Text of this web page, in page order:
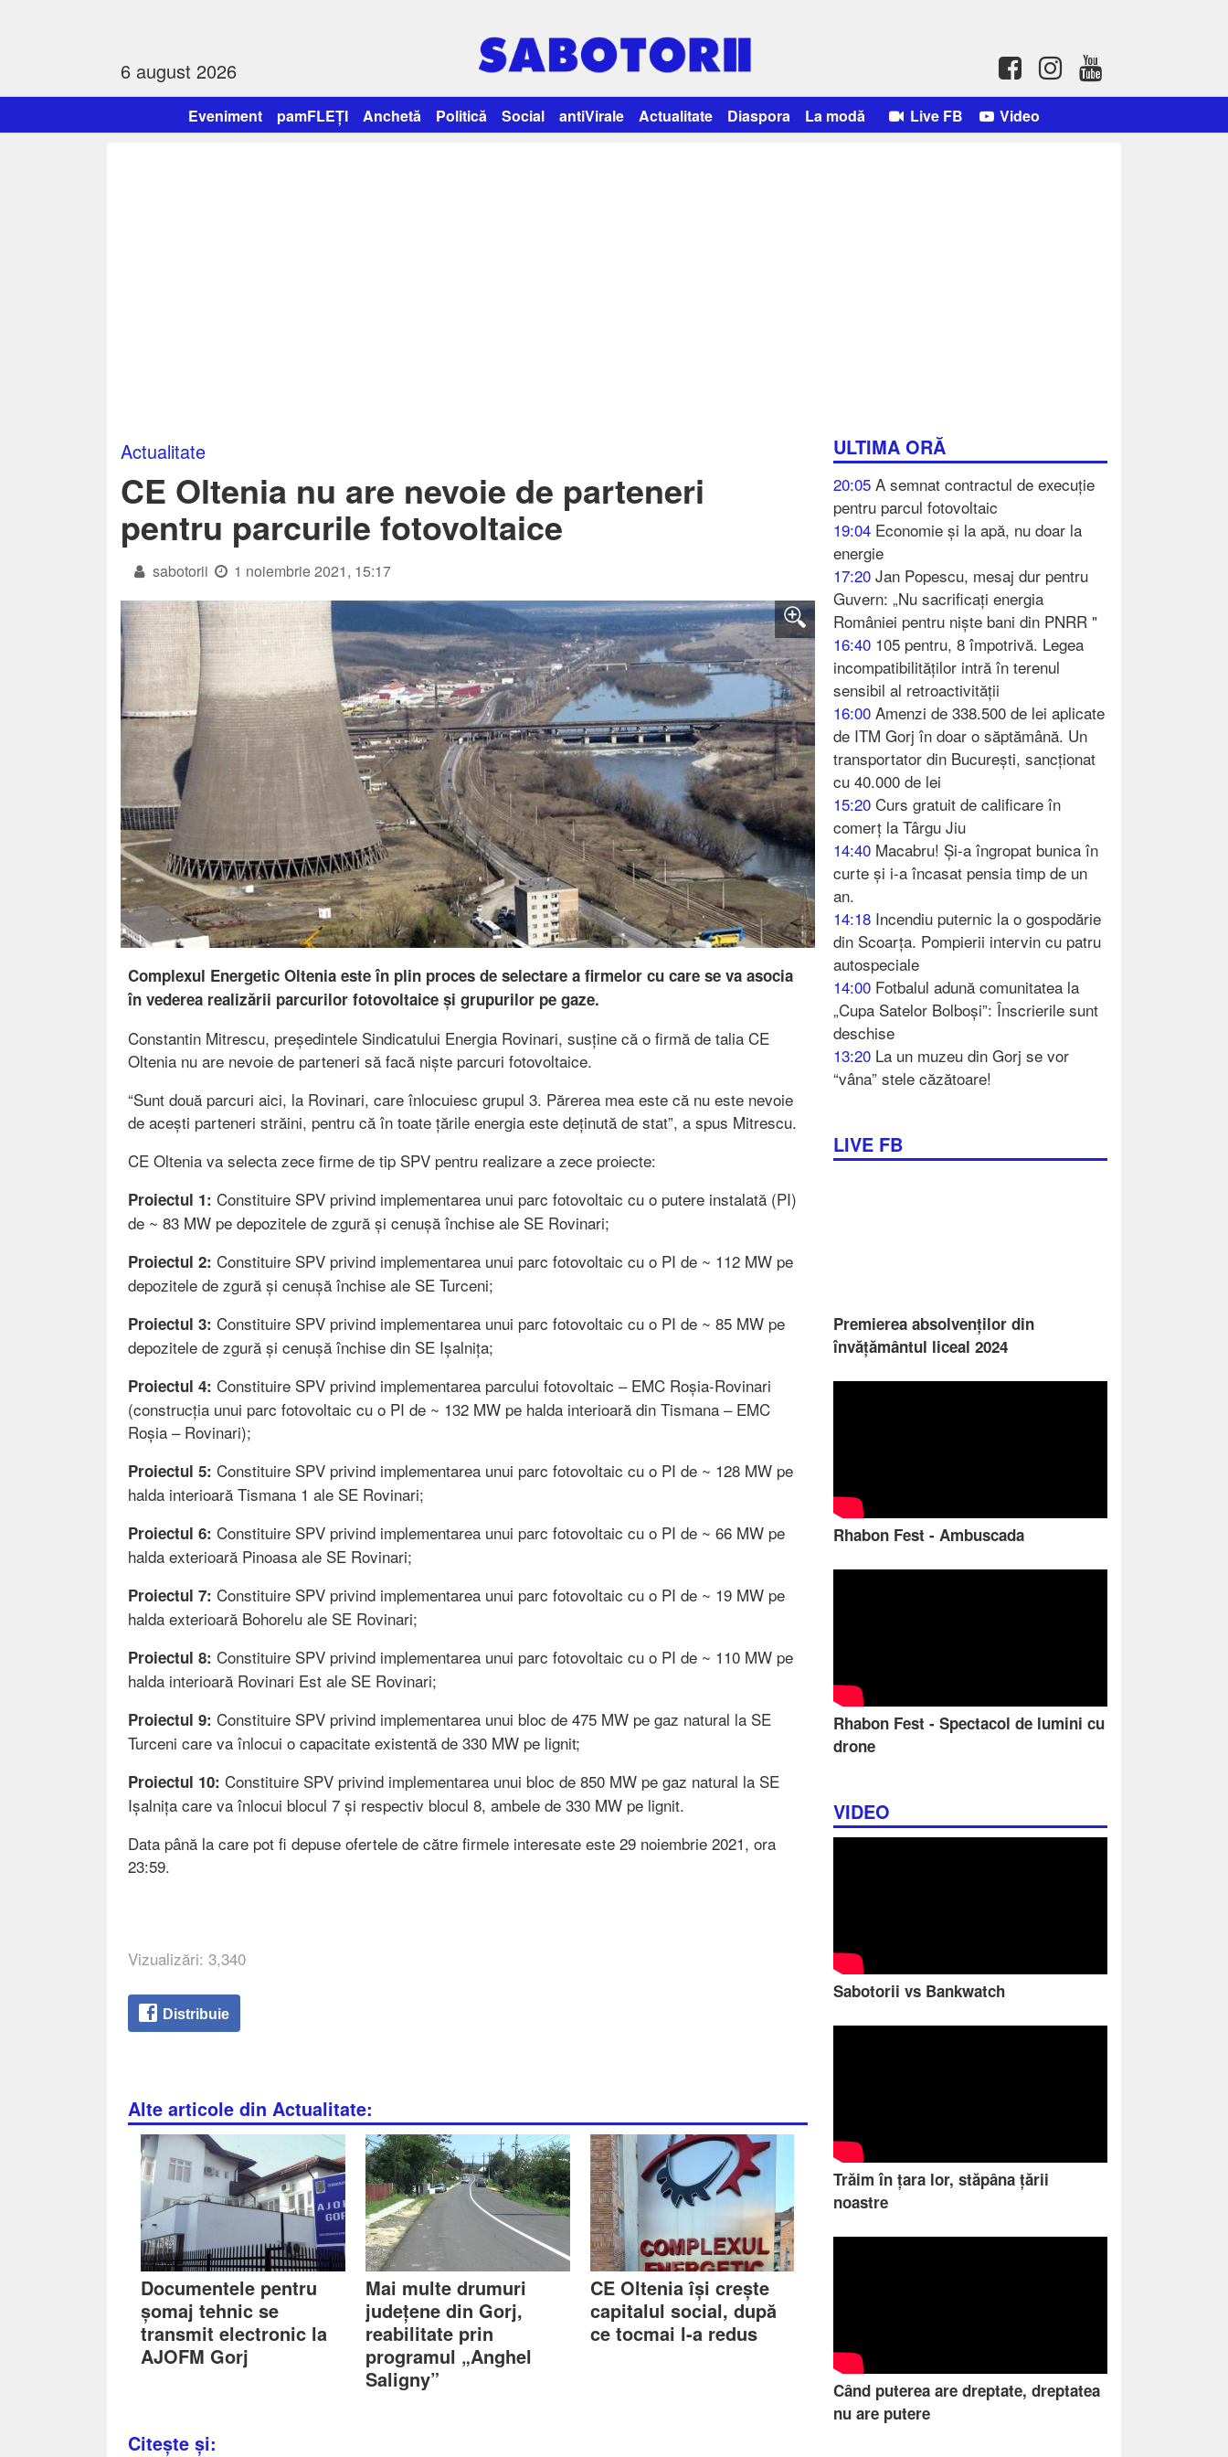
6 august 2026
Eveniment pamFLEȚI Anchetă Politică Social antiVirale Actualitate Diaspora La modă Live FB Video
ULTIMA ORĂ
20:05 A semnat contractul de execuție
pentru parcul fotovoltaic
19:04 Economie și la apă, nu doar la
energie
17:20 Jan Popescu, mesaj dur pentru
Guvern: „Nu sacrificați energia
României pentru niște bani din PNRR "
16:40 105 pentru, 8 împotrivă. Legea
incompatibilităților intră în terenul
sensibil al retroactivității
16:00 Amenzi de 338.500 de lei aplicate
de ITM Gorj în doar o săptămână. Un
transportator din București, sancționat
cu 40.000 de lei
15:20 Curs gratuit de calificare în
comerț la Târgu Jiu
14:40 Macabru! Și-a îngropat bunica în
curte și i-a încasat pensia timp de un
an.
14:18 Incendiu puternic la o gospodărie
din Scoarța. Pompierii intervin cu patru
autospeciale
14:00 Fotbalul adună comunitatea la
„Cupa Satelor Bolboși”: Înscrierile sunt
deschise
13:20 La un muzeu din Gorj se vor
“vâna” stele căzătoare!
LIVE FB
Premierea absolvenților din
învățământul liceal 2024
Rhabon Fest - Ambuscada
Rhabon Fest - Spectacol de lumini cu
drone
VIDEO
Sabotorii vs Bankwatch
Trăim în țara lor, stăpâna țării
noastre
Când puterea are dreptate, dreptatea
nu are putere
Actualitate
CE Oltenia nu are nevoie de parteneri
pentru parcurile fotovoltaice
sabotorii 1 noiembrie 2021, 15:17
Complexul Energetic Oltenia este în plin proces de selectare a firmelor cu care se va asocia
în vederea realizării parcurilor fotovoltaice și grupurilor pe gaze.
Constantin Mitrescu, președintele Sindicatului Energia Rovinari, susține că o firmă de talia CE
Oltenia nu are nevoie de parteneri să facă niște parcuri fotovoltaice.
“Sunt două parcuri aici, la Rovinari, care înlocuiesc grupul 3. Părerea mea este că nu este nevoie
de acești parteneri străini, pentru că în toate țările energia este deținută de stat”, a spus Mitrescu.
CE Oltenia va selecta zece firme de tip SPV pentru realizare a zece proiecte:
Proiectul 1: Constituire SPV privind implementarea unui parc fotovoltaic cu o putere instalată (PI)
de ~ 83 MW pe depozitele de zgură și cenușă închise ale SE Rovinari;
Proiectul 2: Constituire SPV privind implementarea unui parc fotovoltaic cu o PI de ~ 112 MW pe
depozitele de zgură și cenușă închise ale SE Turceni;
Proiectul 3: Constituire SPV privind implementarea unui parc fotovoltaic cu o PI de ~ 85 MW pe
depozitele de zgură și cenușă închise din SE Ișalnița;
Proiectul 4: Constituire SPV privind implementarea parcului fotovoltaic – EMC Roșia-Rovinari
(construcția unui parc fotovoltaic cu o PI de ~ 132 MW pe halda interioară din Tismana – EMC
Roșia – Rovinari);
Proiectul 5: Constituire SPV privind implementarea unui parc fotovoltaic cu o PI de ~ 128 MW pe
halda interioară Tismana 1 ale SE Rovinari;
Proiectul 6: Constituire SPV privind implementarea unui parc fotovoltaic cu o PI de ~ 66 MW pe
halda exterioară Pinoasa ale SE Rovinari;
Proiectul 7: Constituire SPV privind implementarea unui parc fotovoltaic cu o PI de ~ 19 MW pe
halda exterioară Bohorelu ale SE Rovinari;
Proiectul 8: Constituire SPV privind implementarea unui parc fotovoltaic cu o PI de ~ 110 MW pe
halda interioară Rovinari Est ale SE Rovinari;
Proiectul 9: Constituire SPV privind implementarea unui bloc de 475 MW pe gaz natural la SE
Turceni care va înlocui o capacitate existentă de 330 MW pe lignit;
Proiectul 10: Constituire SPV privind implementarea unui bloc de 850 MW pe gaz natural la SE
Ișalnița care va înlocui blocul 7 și respectiv blocul 8, ambele de 330 MW pe lignit.
Data până la care pot fi depuse ofertele de către firmele interesate este 29 noiembrie 2021, ora
23:59.
Vizualizări: 3,340
Distribuie
Alte articole din Actualitate:
Documentele pentru
șomaj tehnic se
transmit electronic la
AJOFM Gorj
Mai multe drumuri
județene din Gorj,
reabilitate prin
programul „Anghel
Saligny”
CE Oltenia își crește
capitalul social, după
ce tocmai l-a redus
Citește și: